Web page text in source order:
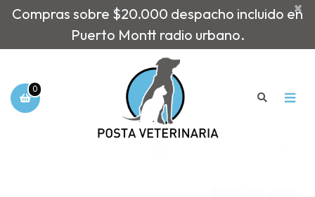
Compras sobre $20.000 despacho incluido en
Puerto Montt radio urbano.
×
0